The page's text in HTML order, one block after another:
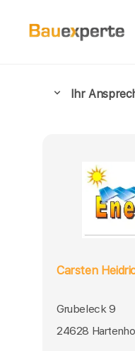
Ihr
Carsten
Grubeleck 9
24628